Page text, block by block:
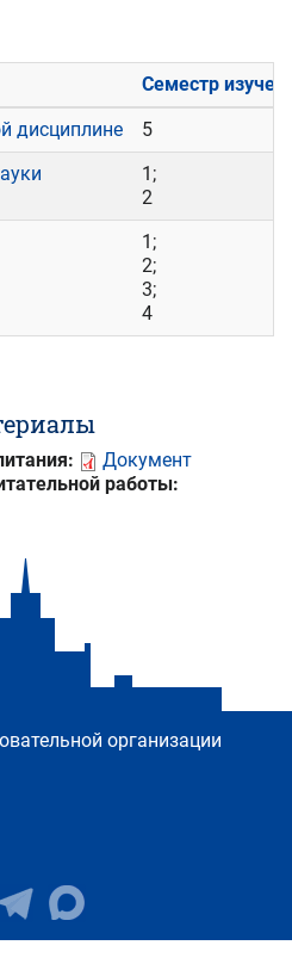
Семестр
дисциплине
5
1;
2
1;
2;
3;
4
Документ
работы:
организации